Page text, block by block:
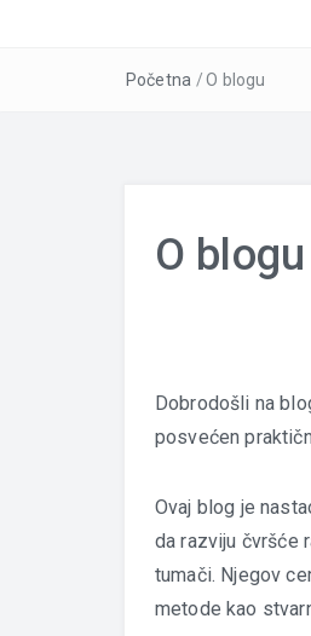
Početna / O blogu
O blogu
Dobrodošli na
posvećen
Ovaj blog je
da razviju čvršće
tumači. Njegov
metode kao